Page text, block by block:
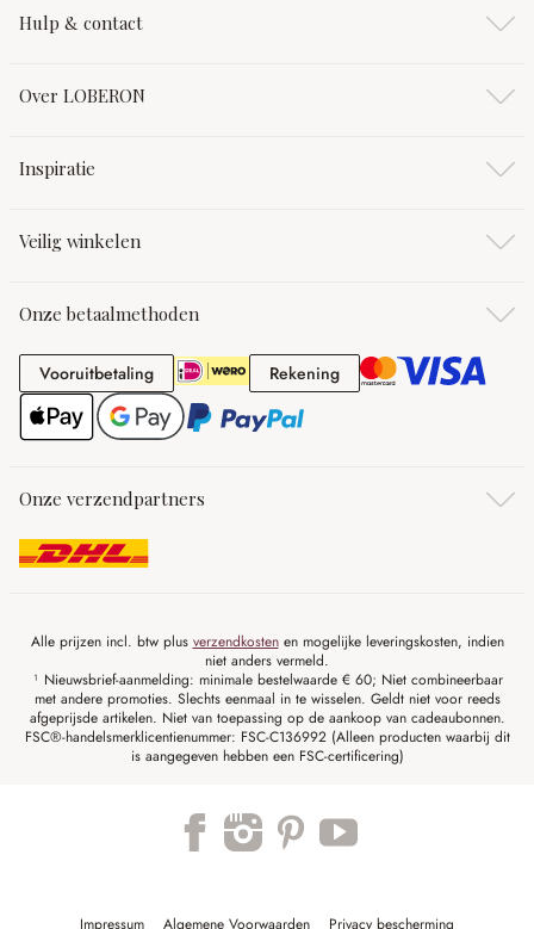
Hulp & contact
Over LOBERON
Inspiratie
Veilig winkelen
Onze betaalmethoden
VooruitbetalingVooruitbetaling RekeningRekening
Onze verzendpartners
Alle prijzen incl. btw plus verzendkostenen mogelijke leveringskosten, indien
niet anders vermeld.
¹ Nieuwsbrief-aanmelding: minimale bestelwaarde € 60; Niet combineerbaar
met andere promoties. Slechts eenmaal in te wisselen. Geldt niet voor reeds
afgeprijsde artikelen. Niet van toepassing op de aankoop van cadeaubonnen.
FSC®-handelsmerklicentienummer: FSC-C136992 (Alleen producten waarbij dit
is aangegeven hebben een FSC-certificering)
Impressum Algemene Voorwaarden Privacy bescherming